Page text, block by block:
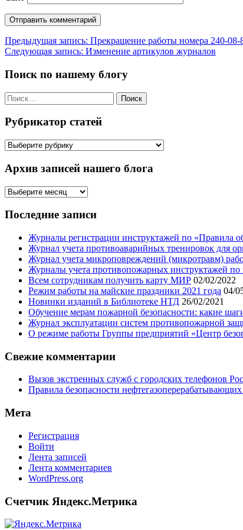
Навигация
по
записям
Предыдущая запись: Прекращение работы номера 240-08-
Следующая запись: Изменение артикулов журналов
Поиск по нашему блогу
Найти:
Рубрикатор статей
Рубрикатор
Архив записей нашего блога
Архив
нашего
Последние записи
Журналы регистрации инструктажей по «Правила
Журнал учета противоаварийных тренировок для
Журнал учета микроповреждений (микротравм)
Журналы учета противопожарных инструктажей по
Всем сотрудникам получить карту МИР 02/02/2022
Режим работы на майские праздники 2021 года 04/
Новинки изданий в Библиотеке НТД 26/02/2021
Обучение мерам пожарной безопасности: какие
Журнал эксплуатации систем противопожарной
О режиме работы Группы предприятий «Центр
Свежие комментарии
Вызов экстренных служб с городских телефонов
Правила безопасности
Мета
Регистрация
Войти
Лента записей
Лента комментариев
WordPress.org
Счетчик Яндекс.Метрика